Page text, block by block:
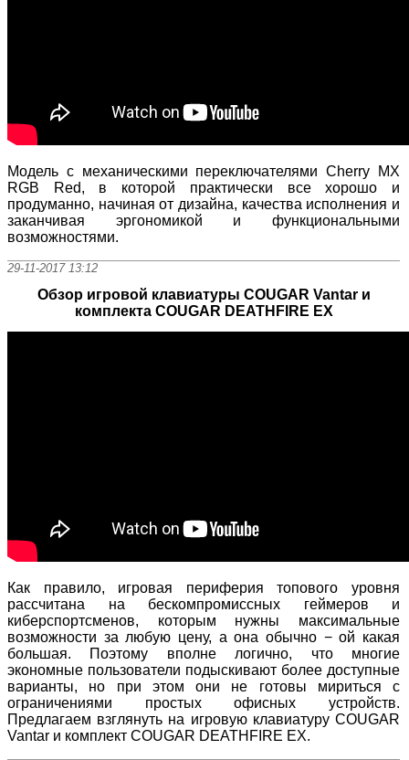
Модель с механическими переключателями Cherry MX
RGB Red, в которой практически все хорошо и
продуманно, начиная от дизайна, качества исполнения и
заканчивая эргономикой и функциональными
возможностями.
29-11-2017 13:12
Обзор игровой клавиатуры COUGAR Vantar и
комплекта COUGAR DEATHFIRE EX
Как правило, игровая периферия топового уровня
рассчитана на бескомпромиссных геймеров и
киберспортсменов, которым нужны максимальные
возможности за любую цену, а она обычно − ой какая
большая. Поэтому вполне логично, что многие
экономные пользователи подыскивают более доступные
варианты, но при этом они не готовы мириться с
ограничениями простых офисных устройств.
Предлагаем взглянуть на игровую клавиатуру COUGAR
Vantar и комплект COUGAR DEATHFIRE EX.